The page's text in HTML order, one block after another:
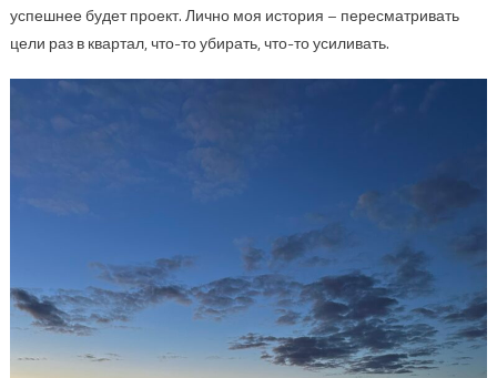
успешнее будет проект. Лично моя история – пересматривать
цели раз в квартал, что-то убирать, что-то усиливать.